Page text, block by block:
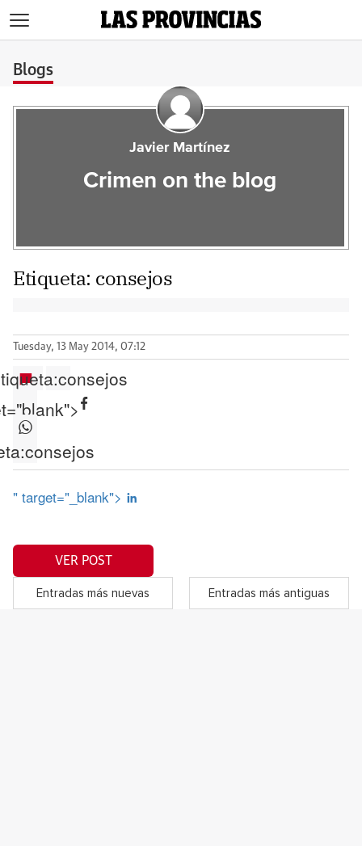
Blogs
Javier Martínez
Crimen on the blog
Etiqueta: consejos
Tuesday, 13 May 2014, 07:12
consejos
consejos
" target="_blank">
VER POST
Entradas más nuevas Entradas más antiguas